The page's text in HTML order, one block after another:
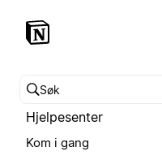
Søk i hjelpesenteret
Hjelpesenter
Kom i gang